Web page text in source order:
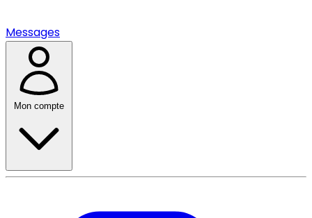
Messages
Mon compte